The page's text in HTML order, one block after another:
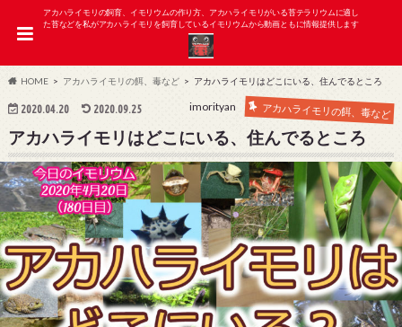
アカハライモリの飼育、イモリウムの作り方、アカハライモリがいる苔テラリウムに適し
た苔などを私がアカハライモリを飼育しているイモリウムから動画ともに情報提供します
HOME アカハライモリの餌、毒など アカハライモリはどこにいる、住んでるところ
2020.04.20 2020.09.25 アカハライモリの餌、毒など
imorityan
アカハライモリはどこにいる、住んでるところ